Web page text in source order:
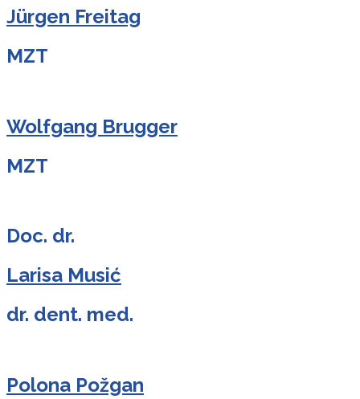
Jürgen Freitag
MZT
Wolfgang Brugger
MZT
Doc. dr.
Larisa Musić
dr. dent. med.
Polona Požgan